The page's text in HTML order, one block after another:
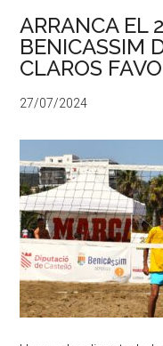
ARRANCA EL
BENICASSIM
CLAROS
27/07/2024